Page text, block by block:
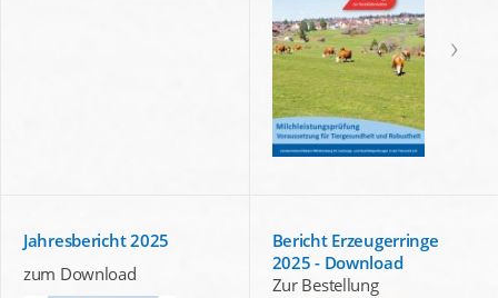
Jahresbericht 2025
zum Download
Bericht Erzeugerringe
2025 - Download
Zur Bestellung